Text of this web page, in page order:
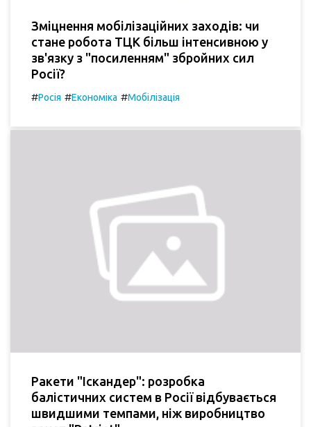
Зміцнення мобілізаційних заходів: чи
стане робота ТЦК більш інтенсивною у
зв'язку з "посиленням" збройних сил
Росії?
#Росія #Економіка #Мобілізація
Ракети "Іскандер": розробка
балістичних систем в Росії відбувається
швидшими темпами, ніж виробництво